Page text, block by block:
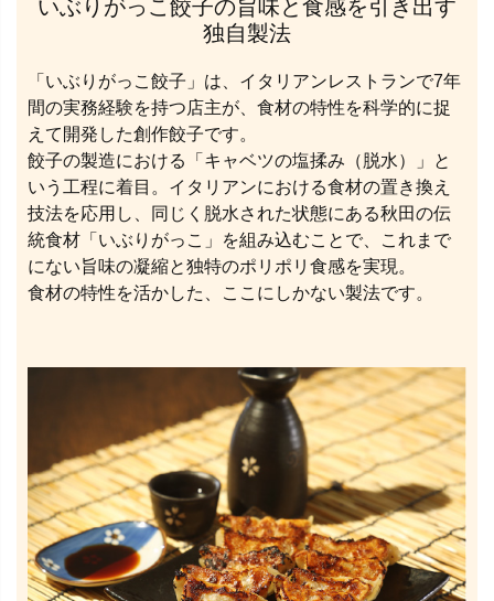
いぶりがっこ餃子の旨味と食感を引き出す
独自製法
「いぶりがっこ餃子」は、イタリアンレストランで7年
間の実務経験を持つ店主が、食材の特性を科学的に捉
えて開発した創作餃子です。
餃子の製造における「キャベツの塩揉み（脱水）」と
いう工程に着目。イタリアンにおける食材の置き換え
技法を応用し、同じく脱水された状態にある秋田の伝
統食材「いぶりがっこ」を組み込むことで、これまで
にない旨味の凝縮と独特のポリポリ食感を実現。
食材の特性を活かした、ここにしかない製法です。